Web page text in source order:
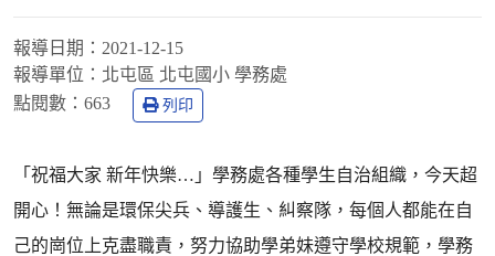
報導日期： 2021-12-15
報導單位： 北屯區 北屯國小 學務處
點閱數： 663 列印
「祝福大家 新年快樂…」學務處各種學生自治組織，今天超
開心！無論是環保尖兵、導護生、糾察隊，每個人都能在自
己的崗位上克盡職責，努力協助學弟妹遵守學校規範，學務